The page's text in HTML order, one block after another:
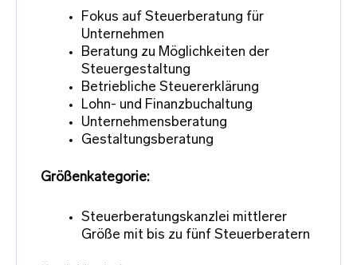
Fokus auf Steuerberatung für
Unternehmen
Beratung zu Möglichkeiten der
Steuergestaltung
Betriebliche Steuererklärung
Lohn- und Finanzbuchaltung
Unternehmensberatung
Gestaltungsberatung
Größenkategorie:
Steuerberatungskanzlei mittlerer
Größe mit bis zu fünf Steuerberatern